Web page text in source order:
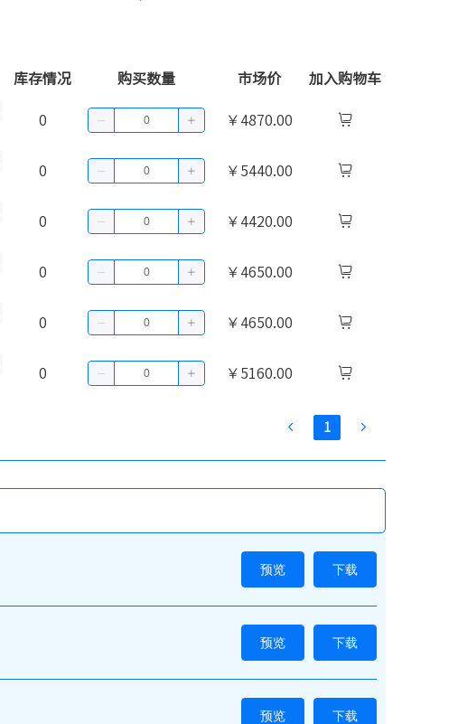
库存情况 购买数量 市场价 加入购物车
0 ￥4870.00
0 ￥5440.00
0 ￥4420.00
0 ￥4650.00
0 ￥4650.00
0 ￥5160.00
1
预览 下载
预览 下载
预览 下载